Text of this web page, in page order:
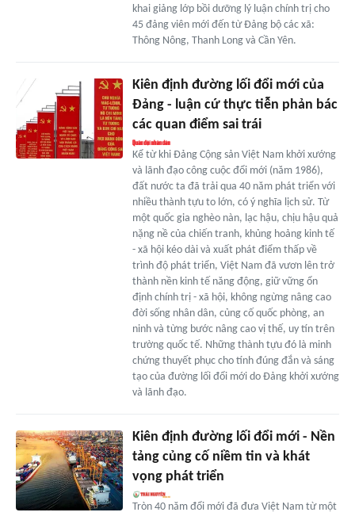
khai giảng lớp bồi dưỡng lý luận chính trị cho
45 đảng viên mới đến từ Đảng bộ các xã:
Thông Nông, Thanh Long và Cần Yên.
Kiên định đường lối đổi mới của
Đảng - luận cứ thực tiễn phản bác
các quan điểm sai trái
Kể từ khi Đảng Cộng sản Việt Nam khởi xướng
và lãnh đạo công cuộc đổi mới (năm 1986),
đất nước ta đã trải qua 40 năm phát triển với
nhiều thành tựu to lớn, có ý nghĩa lịch sử. Từ
một quốc gia nghèo nàn, lạc hậu, chịu hậu quả
nặng nề của chiến tranh, khủng hoảng kinh tế
- xã hội kéo dài và xuất phát điểm thấp về
trình độ phát triển, Việt Nam đã vươn lên trở
thành nền kinh tế năng động, giữ vững ổn
định chính trị - xã hội, không ngừng nâng cao
đời sống nhân dân, củng cố quốc phòng, an
ninh và từng bước nâng cao vị thế, uy tín trên
trường quốc tế. Những thành tựu đó là minh
chứng thuyết phục cho tính đúng đắn và sáng
tạo của đường lối đổi mới do Đảng khởi xướng
và lãnh đạo.
Kiên định đường lối đổi mới - Nền
tảng củng cố niềm tin và khát
vọng phát triển
Tròn 40 năm đổi mới đã đưa Việt Nam từ một